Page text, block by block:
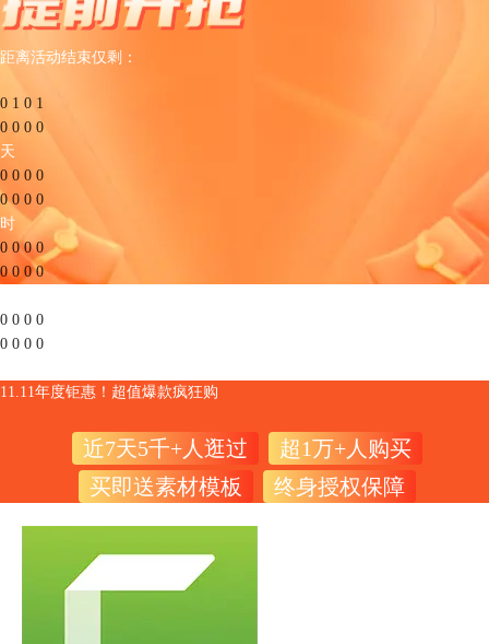
距离活动结束仅剩：
0 1 0 1
0 0 0 0
天
0 0 0 0
0 0 0 0
时
0 0 0 0
0 0 0 0
0 0 0 0
0 0 0 0
11.11年度钜惠！超值爆款疯狂购
近7天5千+人逛过
超1万+人购买
买即送素材模板
终身授权保障